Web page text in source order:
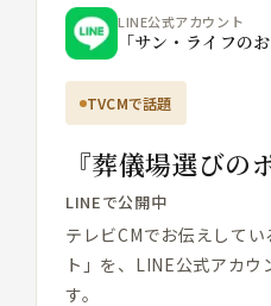
LINE公式アカウント
「サン・ライフのお
TVCMで話題
『葬儀場選びの
LINEで公開中
テレビCMでお伝えして
ト」を、LINE公式アカウ
す。